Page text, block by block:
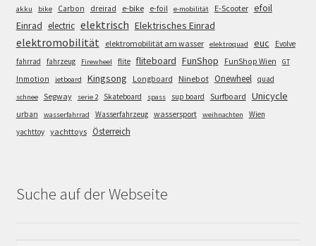
akku bike Carbon dreirad e-bike e-foil e-mobilität E-Scooter efoil
Einrad electric elektrisch Elektrisches Einrad
elektromobilität elektromobilität am wasser elektroquad euc
Evolve
fahrrad
fahrzeug Firewheel flite fliteboard FunShop FunShop Wien GT
Inmotion jetboard Kingsong Longboard Ninebot Onewheel quad
schnee Segway serie 2 Skateboard spass sup board Surfboard Unicycle
urban wasserfahrrad Wasserfahrzeug wassersport weihnachten
Wien
yachttoy yachttoys Österreich
Suche auf der Webseite